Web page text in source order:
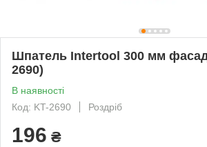
Шпатель Intertool 300 мм
2690)
В наявності
Код: KT-2690
Роздріб
196 ₴